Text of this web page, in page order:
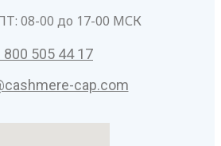
08-00 до 17-00 МСК
800 505 44 17
cap.com